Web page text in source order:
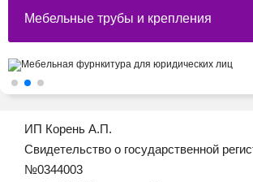
Мебельные трубы и крепления
ИП Корень А.П.
Свидетельство о государственной
№0344003